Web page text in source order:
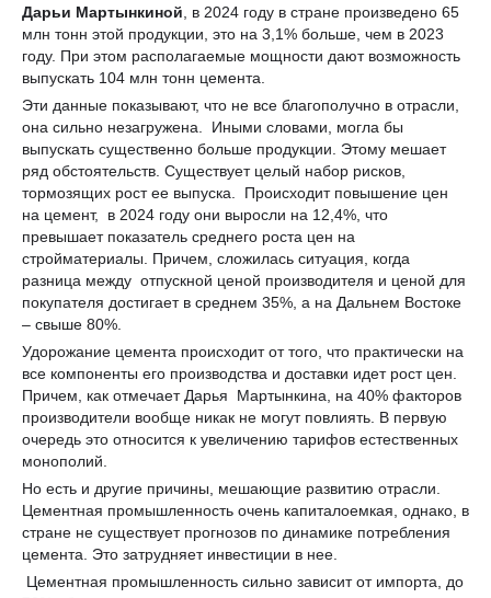
Дарьи Мартынкиной , в 2024 году в стране произведено 65
млн тонн этой продукции, это на 3,1% больше, чем в 2023
году. При этом располагаемые мощности дают возможность
выпускать 104 млн тонн цемента.
Эти данные показывают, что не все благополучно в отрасли,
она сильно незагружена. Иными словами, могла бы
выпускать существенно больше продукции. Этому мешает
ряд обстоятельств. Существует целый набор рисков,
тормозящих рост ее выпуска. Происходит повышение цен
на цемент, в 2024 году они выросли на 12,4%, что
превышает показатель среднего роста цен на
стройматериалы. Причем, сложилась ситуация, когда
разница между отпускной ценой производителя и ценой для
покупателя достигает в среднем 35%, а на Дальнем Востоке
– свыше 80%.
Удорожание цемента происходит от того, что практически на
все компоненты его производства и доставки идет рост цен.
Причем, как отмечает Дарья Мартынкина, на 40% факторов
производители вообще никак не могут повлиять. В первую
очередь это относится к увеличению тарифов естественных
монополий.
Но есть и другие причины, мешающие развитию отрасли.
Цементная промышленность очень капиталоемкая, однако, в
стране не существует прогнозов по динамике потребления
цемента. Это затрудняет инвестиции в нее.
Цементная промышленность сильно зависит от импорта, до